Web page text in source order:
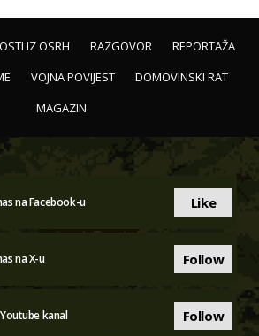
IZ OSRH RAZGOVOR
REPORTAŽA
VOJNA POVIJEST
DOMOVINSKI RAT
MAGAZIN
na Facebook-u Like
na X-u Follow
kanal Follow